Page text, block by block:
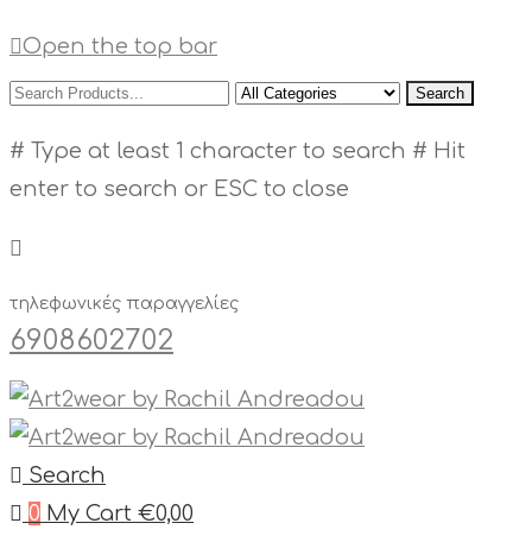
Open the top bar
Search
# Type at least 1 character to search # Hit
enter to search or ESC to close
τηλεφωνικές παραγγελίες
6908602702
Search
0 My Cart €0,00